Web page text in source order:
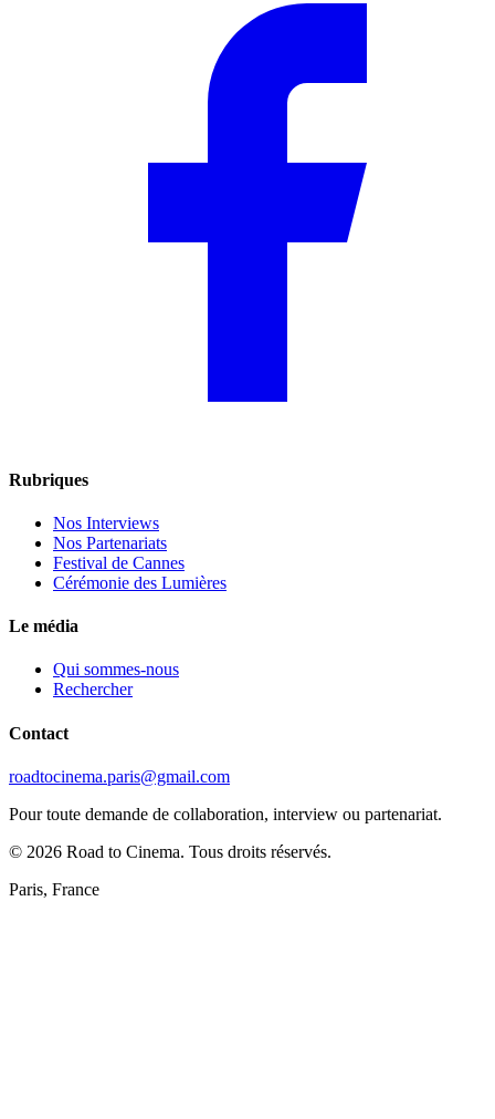
Rubriques
Nos Interviews
Nos Partenariats
Festival de Cannes
Cérémonie des Lumières
Le média
Qui sommes-nous
Rechercher
Contact
roadtocinema.paris@gmail.com
Pour toute demande de collaboration, interview ou partenariat.
© 2026 Road to Cinema. Tous droits réservés.
Paris, France